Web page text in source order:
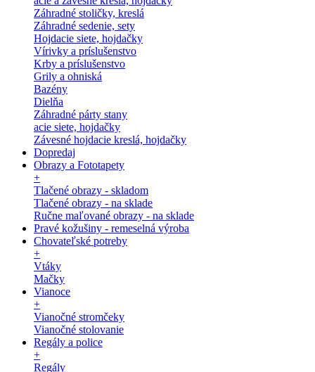
Záhradné stoličky, kreslá
Záhradné sedenie, sety
Hojdacie siete, hojdačky
Vírivky a príslušenstvo
Krby a príslušenstvo
Grily a ohniská
Bazény
Dielňa
Záhradné párty stany
acie siete, hojdačky
Závesné hojdacie kreslá, hojdačky
Dopredaj
Obrazy a Fototapety
+
Tlačené obrazy - skladom
Tlačené obrazy - na sklade
Ručne maľované obrazy - na sklade
Pravé kožušiny - remeselná výroba
Chovateľské potreby
+
Vtáky
Mačky
Vianoce
+
Vianočné stromčeky
Vianočné stolovanie
Regály a police
+
Regály